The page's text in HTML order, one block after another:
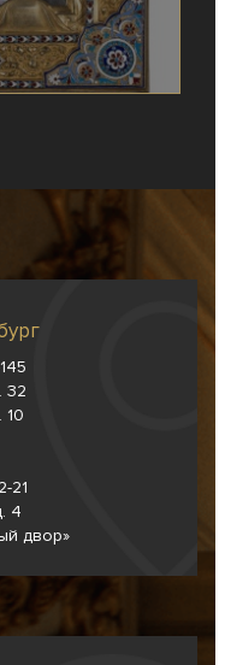
32
10
21
4
двор»